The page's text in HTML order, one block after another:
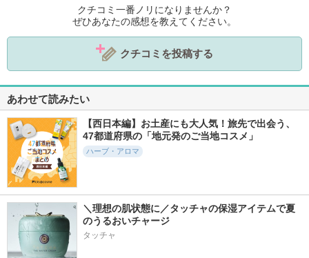
クチコミ一番ノリになりませんか？
ぜひあなたの感想を教えてください。
クチコミを投稿する
あわせて読みたい
【西日本編】お土産にも大人気！旅先で出会う、
47都道府県の「地元発のご当地コスメ」
ハーブ・アロマ
＼理想の肌状態に／タッチャの保湿アイテムで夏
のうるおいチャージ
タッチャ